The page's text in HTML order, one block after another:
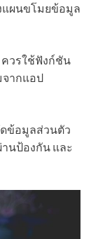
แผนขโมยข้อมูล
ควรใช้ฟังก์ชัน
จากแอป
ดข้อมูลส่วนตัว
นป้องกัน และ